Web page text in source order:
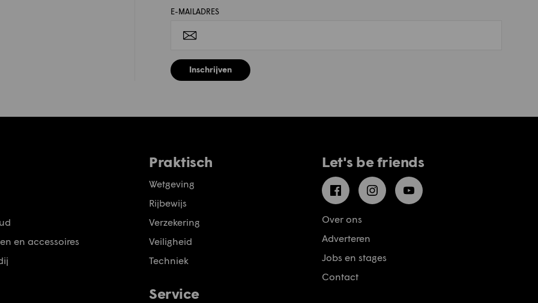
E-MAILADRES
Inschrijven
en accessoires
Praktisch
Wetgeving
Rijbewijs
Verzekering
Veiligheid
Techniek
Service
Let's be friends
FacebookInstagramYouTube
Over ons
Adverteren
Jobs en stages
Contact